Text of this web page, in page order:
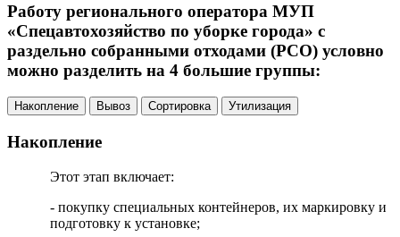
Работу регионального оператора МУП
«Спецавтохозяйство по уборке города» с
раздельно собранными отходами (РСО) условно
можно разделить на 4 большие группы:
Накопление Вывоз Сортировка Утилизация
Накопление
Этот этап включает:
- покупку специальных контейнеров, их маркировку и
подготовку к установке;